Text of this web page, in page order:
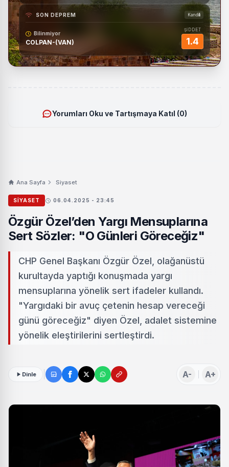
SON DEPREM Kandilli
Bilinmiyor
COLPAN-(VAN)
ŞİDDET
1.4
Yorumları Oku ve Tartışmaya Katıl (0)
Ana Sayfa Siyaset
SIYASET 06.04.2025 - 23:45
Özgür Özel’den Yargı Mensuplarına
Sert Sözler: "O Günleri Göreceğiz"
CHP Genel Başkanı Özgür Özel, olağanüstü
kurultayda yaptığı konuşmada yargı
mensuplarına yönelik sert ifadeler kullandı.
"Yargıdaki bir avuç çetenin hesap vereceği
günü göreceğiz" diyen Özel, adalet sistemine
yönelik eleştirilerini sertleştirdi.
Dinle A- A+